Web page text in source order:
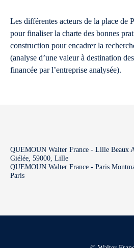
Les différentes acteurs de la place de
pour finaliser la charte des bonnes
construction pour encadrer la
(analyse d’une valeur à destination
financée par l’entreprise analysée).
QUEMOUN Walter France - Lille Beaux
Giélée, 59000, Lille
QUEMOUN Walter France - Paris
Paris